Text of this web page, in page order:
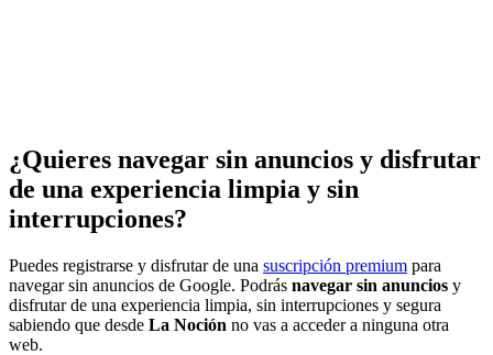
¿Quieres navegar sin anuncios y disfrutar
de una experiencia limpia y sin
interrupciones?
Puedes registrarse y disfrutar de una suscripción premium para
navegar sin anuncios de Google. Podrás navegar sin anuncios y
disfrutar de una experiencia limpia, sin interrupciones y segura
sabiendo que desde La Noción no vas a acceder a ninguna otra
web.